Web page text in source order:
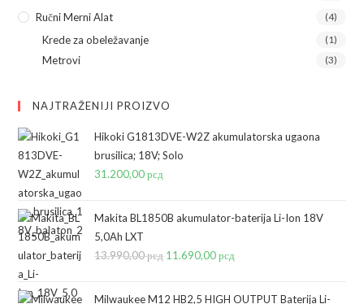
Ručni Merni Alat (4)
Krede za obeležavanje (1)
Metrovi (3)
NAJTRAŽENIJI PROIZVO
Hikoki G1813DVE-W2Z akumulatorska ugaona
brusilica; 18V; Solo
31.200,00рсд
Makita BL1850B akumulator-baterija Li-Ion 18V
5,0Ah LXT
13.990,00рсд Originalna
je
11.690,00рсд
je:
Milwaukee M12 HB2,5 HIGH OUTPUT Baterija Li-